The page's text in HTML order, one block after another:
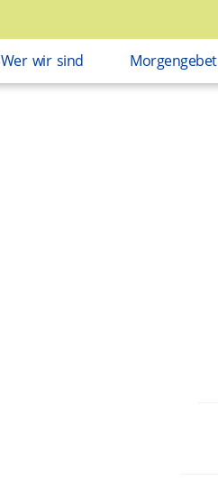
Wer wir sind Morgengebet